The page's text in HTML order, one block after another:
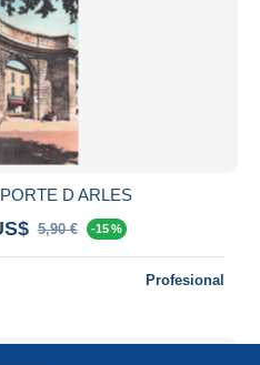
D ARLES
5,90 € -15 %
Profesional